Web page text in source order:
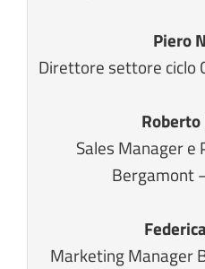
Piero
Direttore settore ciclo
Sales Manager
Bergamont
Marketing Manager